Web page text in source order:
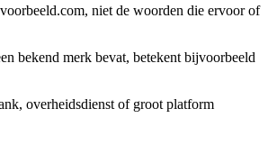
niet de woorden die ervoor of
bekend merk bevat, betekent bijvoorbeeld
overheidsdienst of groot platform